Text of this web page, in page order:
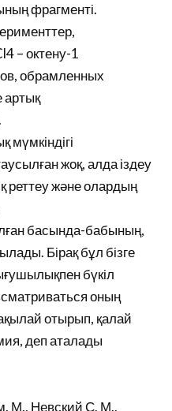
фрагменті.
– октену-1
обрамленных
артық
мүмкіндігі
жоқ, алда іздеу
реттеу және олардың
басында-бабының,
Бірақ бұл бізге
бүкіл
оның
отырып, қалай
деп аталады
М., Невский С. М.,